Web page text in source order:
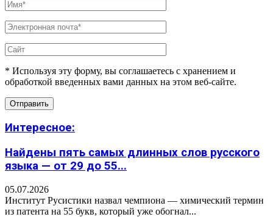
* Используя эту форму, вы соглашаетесь с хранением и
обработкой введенных вами данных на этом веб-сайте.
Интересное:
Найдены пять самых длинных слов русского
языка — от 29 до 55...
05.07.2026
Институт Русистики назвал чемпиона — химический термин
из патента на 55 букв, который уже обогнал...